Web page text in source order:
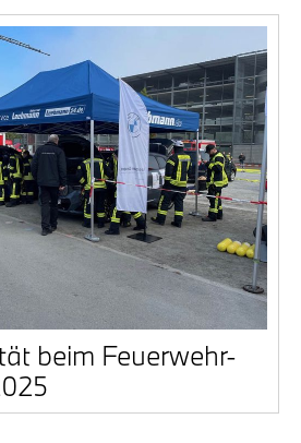
beim Feu­er­wehr-